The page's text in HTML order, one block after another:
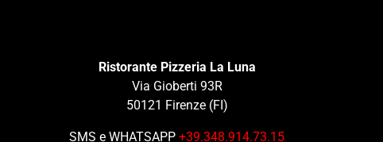
Ristorante Pizzeria La Luna
Via Gioberti 93R
50121 Firenze (FI)
SMS e WHATSAPP+39.348.914.73.15